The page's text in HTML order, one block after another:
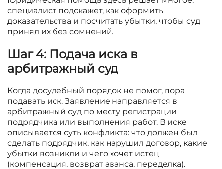
специалист подскажет, как оформить
доказательства и посчитать убытки, чтобы суд
принял их без сомнений.
Шаг 4: Подача иска в
арбитражный суд
Когда досудебный порядок не помог, пора
подавать иск. Заявление направляется в
арбитражный суд по месту регистрации
подрядчика или выполнения работ. В иске
описывается суть конфликта: что должен был
сделать подрядчик, как нарушил договор, какие
убытки возникли и чего хочет истец
(компенсация, возврат аванса, переделка).